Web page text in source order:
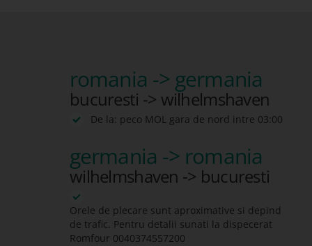
romania -> germania
bucuresti -> wilhelmshaven
De la: peco MOL gara de nord intre 03:00
germania -> romania
wilhelmshaven -> bucuresti
Orele de plecare sunt aproximative si depind
de trafic. Pentru detalii sunati la dispecerat
Romfour 0040374557200